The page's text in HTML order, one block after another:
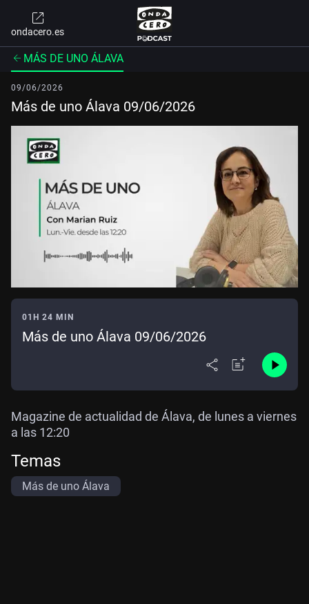
ondacero.es
MÁS DE UNO ÁLAVA
09/06/2026
Más de uno Álava 09/06/2026
01H 24 MIN
Más de uno Álava 09/06/2026
Magazine de actualidad de Álava, de lunes a viernes
a las 12:20
Temas
Más de uno Álava